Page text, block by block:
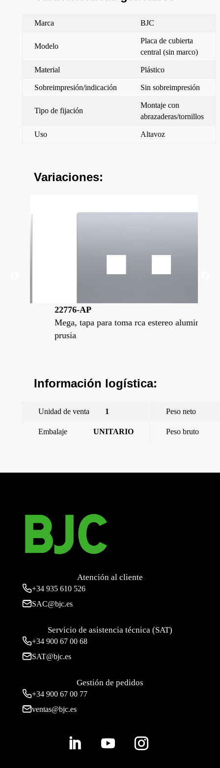
Marca BJC
Modelo
Placa de cubierta
central (sin marco)
Material Plástico
Sobreimpresión/indicación Sin sobreimpresión
Tipo de fijación
Montaje con
abrazaderas/tornillos
Uso Altavoz
Variaciones:
22776-AP
Mega, tapa para toma rca estereo alumino
prusia
Información logística:
Unidad de venta 1 Peso neto
Embalaje UNITARIO Peso bruto
Atención al cliente
+34 935 610 526
SAC@bjc.es
Servicio de asistencia técnica (SAT)
+34 900 67 00 68
SAT@bjc.es
Gestión de pedidos
+34 900 67 00 77
ventas@bjc.es